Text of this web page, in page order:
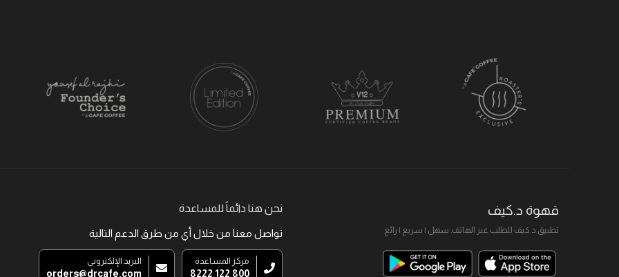
قهوة د.كيف
تطبيق د.كيف للطلب عبر الهاتف. سهل I سريع I رائع
نحن هنا دائماً للمساعدة
تواصل معنا من خلال أي من طرق الدعم التالية
مركز المساعدة
800 122 8222
البريد الإلكتروني
orders@drcafe.com